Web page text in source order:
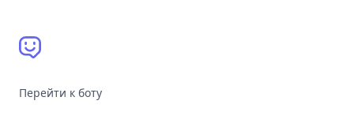
Перейти к боту